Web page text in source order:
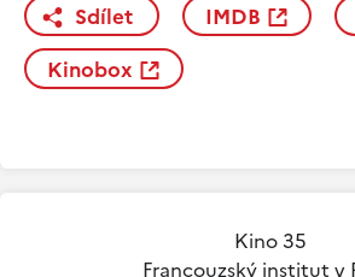
Sdílet IMDB
Kinobox
Kino 35
Francouzský institut v